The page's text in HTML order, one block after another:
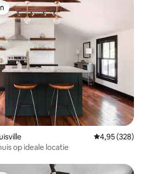
Gemiddelde
4,95 (328)
op ideale locatie